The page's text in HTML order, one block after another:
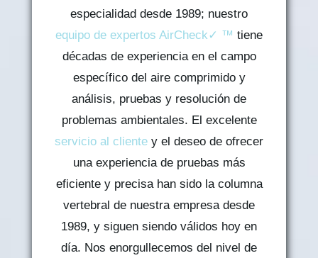
especialidad desde 1989; nuestro
equipo de expertos AirCheck✓ ™ tiene
décadas de experiencia en el campo
específico del aire comprimido y
análisis, pruebas y resolución de
problemas ambientales. El excelente
servicio al cliente y el deseo de ofrecer
una experiencia de pruebas más
eficiente y precisa han sido la columna
vertebral de nuestra empresa desde
1989, y siguen siendo válidos hoy en
día. Nos enorgullecemos del nivel de